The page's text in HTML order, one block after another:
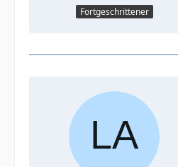
Fortgeschrittener